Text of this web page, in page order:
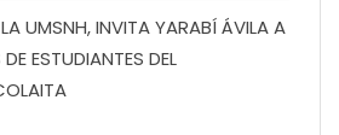
UMSNH, INVITA YARABÍ ÁVILA A
ESTUDIANTES DEL